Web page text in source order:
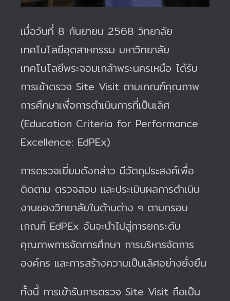
เมื่อวันที่ 8 กันยายน 2568 วิทยาลัย
เทคโนโลยีอุตสาหกรรม มหาวิทยาลัย
เทคโนโลยีพระจอมเกล้าพระนครเหนือ ได้รับ
การเข้าตรวจ Site Visit ตามเกณฑ์คุณภาพ
การศึกษาเพื่อการดำเนินการที่เป็นเลิศ
(Education Criteria for Performance
Excellence: EdPEx)
การตรวจเยี่ยมดังกล่าว มีวัตถุประสงค์เพื่อ
ติดตาม ตรวจสอบ และประเมินผลการดำเนิน
งานของวิทยาลัยในด้านต่าง ๆ ตามกรอบ
เกณฑ์ EdPEx อันจะนำไปสู่การยกระดับ
คุณภาพการจัดการศึกษา การบริหารจัดการ
องค์กร และการสร้างความเป็นเลิศอย่างยั่งยืน
ทั้งนี้ การเข้ารับการตรวจ Site Visit ถือเป็น